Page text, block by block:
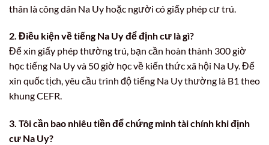
thân là công dân Na Uy hoặc người có giấy phép cư trú.
2. Điều kiện về tiếng Na Uy để định cư là gì?
Để xin giấy phép thường trú, bạn cần hoàn thành 300 giờ
học tiếng Na Uy và 50 giờ học về kiến thức xã hội Na Uy. Để
xin quốc tịch, yêu cầu trình độ tiếng Na Uy thường là B1 theo
khung CEFR.
3. Tôi cần bao nhiêu tiền để chứng minh tài chính khi định
cư Na Uy?